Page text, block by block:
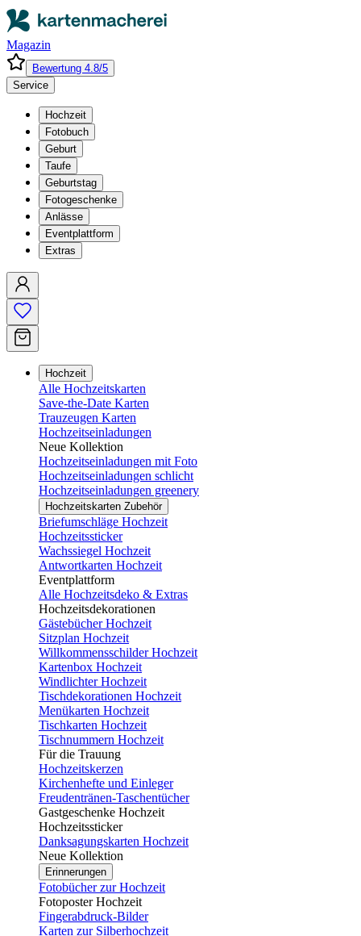
Magazin
Bewertung 4.8/5
Service
Hochzeit
Fotobuch
Geburt
Taufe
Geburtstag
Fotogeschenke
Anlässe
Eventplattform
Extras
Hochzeit
Alle Hochzeitskarten
Save-the-Date Karten
Trauzeugen Karten
Hochzeitseinladungen
Neue Kollektion
Hochzeitseinladungen mit Foto
Hochzeitseinladungen schlicht
Hochzeitseinladungen greenery
Hochzeitskarten Zubehör
Briefumschläge Hochzeit
Hochzeitssticker
Wachssiegel Hochzeit
Antwortkarten Hochzeit
Eventplattform
Alle Hochzeitsdeko & Extras
Hochzeitsdekorationen
Gästebücher Hochzeit
Sitzplan Hochzeit
Willkommensschilder Hochzeit
Kartenbox Hochzeit
Windlichter Hochzeit
Tischdekorationen Hochzeit
Menükarten Hochzeit
Tischkarten Hochzeit
Tischnummern Hochzeit
Für die Trauung
Hochzeitskerzen
Kirchenhefte und Einleger
Freudentränen-Taschentücher
Gastgeschenke Hochzeit
Hochzeitssticker
Danksagungskarten Hochzeit
Neue Kollektion
Erinnerungen
Fotobücher zur Hochzeit
Fotoposter Hochzeit
Fingerabdruck-Bilder
Karten zur Silberhochzeit